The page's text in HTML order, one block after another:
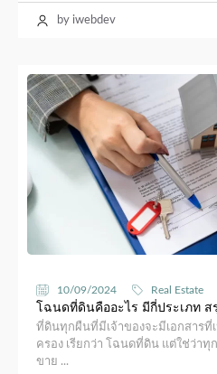
by iwebdev
10/09/2024 Real Estate
โฉนดที่ดินคืออะไร มีกี่ประเภท
ที่ดินทุกผืนที่มีเจ้าของจะมีเอกสารที่
ครอง เรียกว่า โฉนดที่ดิน แต่ใช่ว่า
ขาย ...